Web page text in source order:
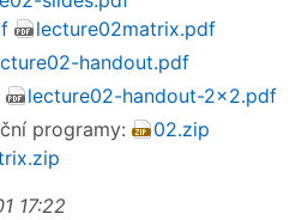
lecture02matrix.pdf
handout.pdf
lecture02-handout-2x2.pdf
programy:
02.zip
17:22